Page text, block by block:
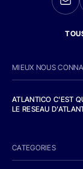
MIEUX NOUS
ATLANTICO C'EST
LE RESEAU
CATEGORIES